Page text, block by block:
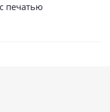
печатью